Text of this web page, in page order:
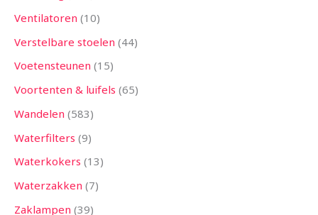
Ventilatoren 10
Verstelbare stoelen 44
Voetensteunen 15
Voortenten & luifels 65
Wandelen 583
Waterfilters 9
Waterkokers 13
Waterzakken 7
Zaklampen 39